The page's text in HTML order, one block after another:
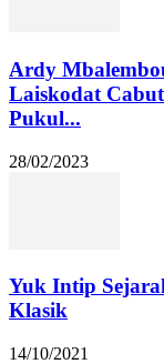
Ardy
Laiskodat
Pukul...
28/02/2023
Yuk Intip
Klasik
14/10/2021